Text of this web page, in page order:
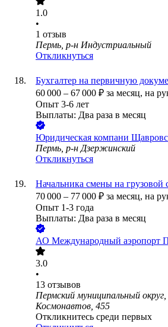
1.0
•
1 отзыв
Пермь, р-н Индустриальный
Откликнуться
Бухгалтер на первичную
60 000 – 67 000 ₽ за месяц, на
Опыт 3-6 лет
Выплаты: Два раза в месяц
Юридическая компани
Пермь, р-н Дзержинский
Откликнуться
Начальника смены на грузовой
70 000 – 77 000 ₽ за месяц, на
Опыт 1-3 года
Выплаты: Два раза в месяц
АО Международный аэропорт
3.0
•
13 отзывов
Пермский муниципальный
Космонавтов, 455
Откликнитесь среди первых